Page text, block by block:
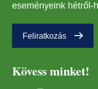
eseményeink hétről-
Feliratkozás
Kövess minket!